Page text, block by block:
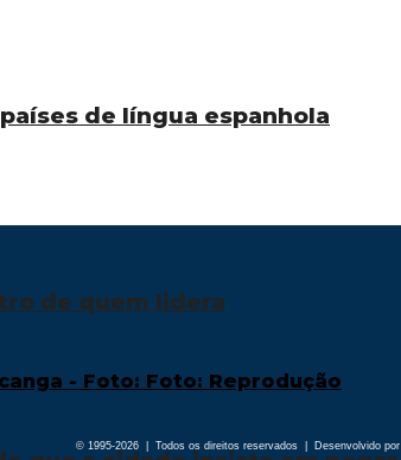
de quem lidera
de língua espanhola
© 1995-2026 | Todos os direitos reservados | Desenvolvido por